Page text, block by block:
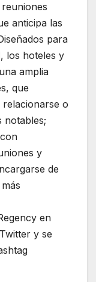
anticipa las
para
los hoteles y
amplia
que
o
notables;
y
de
en
y se